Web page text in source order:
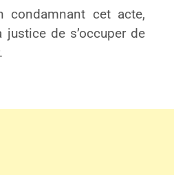
condamnant cet acte,
de s’occuper de